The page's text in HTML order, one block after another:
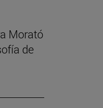
Morató
de